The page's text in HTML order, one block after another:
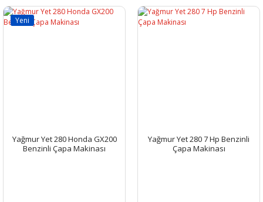
Yeni
Yağmur Yet 280 Honda GX200
Benzinli Çapa Makinası
Yağmur Yet 280 7 Hp Benzinli
Çapa Makinası